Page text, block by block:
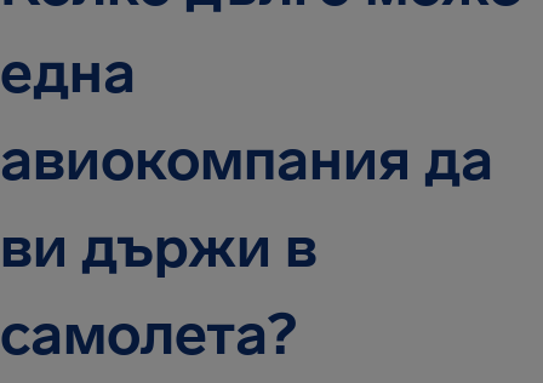
една
авиокомпания да
ви държи в
самолета?